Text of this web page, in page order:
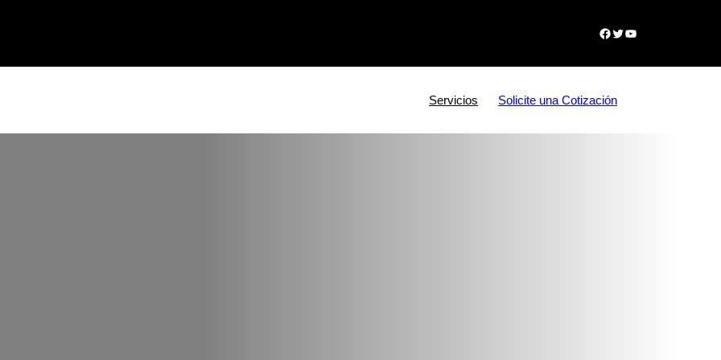
Facebook
Twitter
YouTube
Servicios Solicite una Cotización